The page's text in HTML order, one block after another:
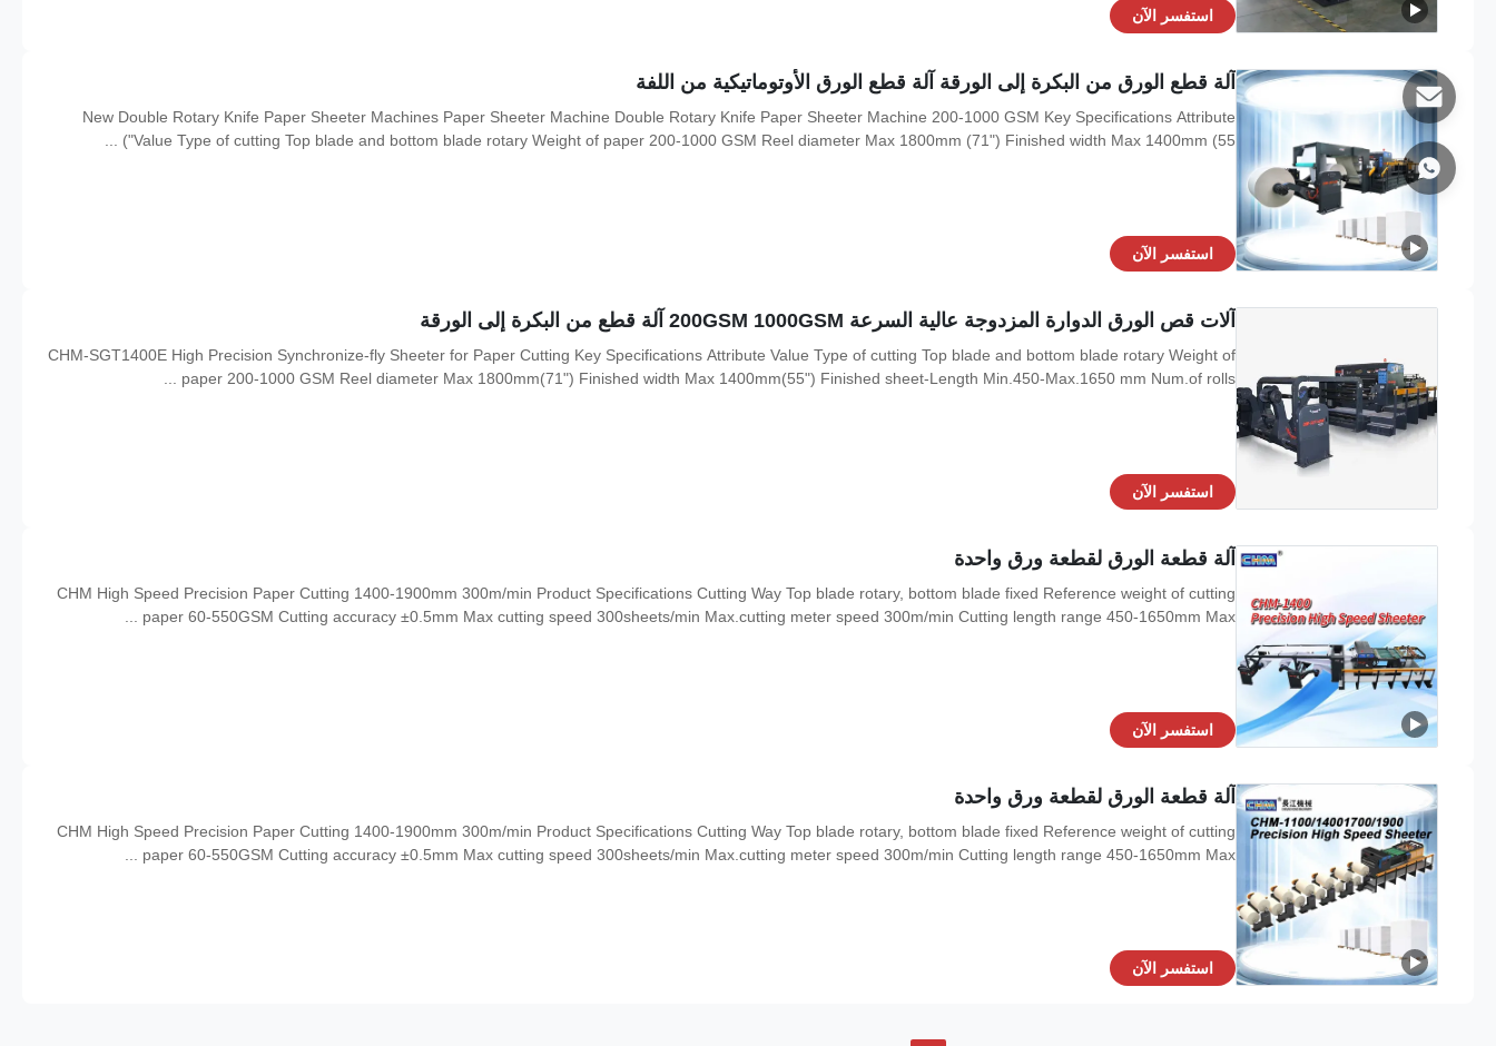
استفسر الآن
آلة قطع الورق من البكرة إلى الورقة آلة قطع الورق الأوتوماتيكية من اللفة
New Double Rotary Knife Paper Sheeter Machines Paper Sheeter Machine Double Rotary Knife Paper Sheeter Machine 200-1000 GSM Key Specifications Attribute
Value Type of cutting Top blade and bottom blade rotary Weight of paper 200-1000 GSM Reel diameter Max 1800mm (71") Finished width Max 1400mm (55") ...
استفسر الآن
آلات قص الورق الدوارة المزدوجة عالية السرعة 200GSM 1000GSM آلة قطع من البكرة إلى الورقة
CHM-SGT1400E High Precision Synchronize-fly Sheeter for Paper Cutting Key Specifications Attribute Value Type of cutting Top blade and bottom blade rotary Weight of
paper 200-1000 GSM Reel diameter Max 1800mm(71") Finished width Max 1400mm(55") Finished sheet-Length Min.450-Max.1650 mm Num.of rolls ...
استفسر الآن
آلة قطعة الورق لقطعة ورق واحدة
CHM High Speed Precision Paper Cutting 1400-1900mm 300m/min Product Specifications Cutting Way Top blade rotary, bottom blade fixed Reference weight of cutting
paper 60-550GSM Cutting accuracy ±0.5mm Max cutting speed 300sheets/min Max.cutting meter speed 300m/min Cutting length range 450-1650mm Max ...
استفسر الآن
آلة قطعة الورق لقطعة ورق واحدة
CHM High Speed Precision Paper Cutting 1400-1900mm 300m/min Product Specifications Cutting Way Top blade rotary, bottom blade fixed Reference weight of cutting
paper 60-550GSM Cutting accuracy ±0.5mm Max cutting speed 300sheets/min Max.cutting meter speed 300m/min Cutting length range 450-1650mm Max ...
استفسر الآن